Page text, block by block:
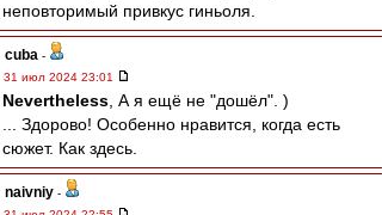
неповторимый привкус гиньоля.
cuba -
31 июл 2024 23:01
Nevertheless , А я ещё не "дошёл". )
... Здорово! Особенно нравится, когда есть
сюжет. Как здесь.
naivniy -